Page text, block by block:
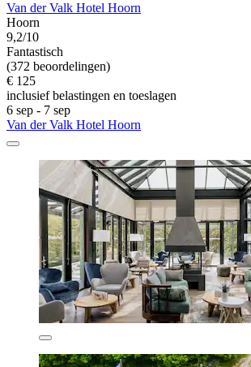
Van der Valk Hotel Hoorn
Hoorn
9,2/10
Fantastisch
(372 beoordelingen)
€ 125
inclusief belastingen en toeslagen
6 sep - 7 sep
Van der Valk Hotel Hoorn